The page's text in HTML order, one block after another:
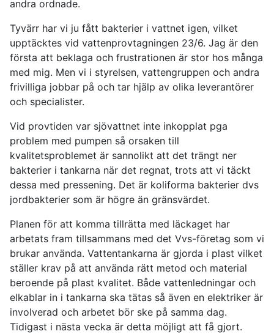
andra ordnade.
Tyvärr har vi ju fått bakterier i vattnet igen, vilket
upptäcktes vid vattenprovtagningen 23/6. Jag är den
första att beklaga och frustrationen är stor hos många
med mig. Men vi i styrelsen, vattengruppen och andra
frivilliga jobbar på och tar hjälp av olika leverantörer
och specialister.
Vid provtiden var sjövattnet inte inkopplat pga
problem med pumpen så orsaken till
kvalitetsproblemet är sannolikt att det trängt ner
bakterier i tankarna när det regnat, trots att vi täckt
dessa med pressening. Det är koliforma bakterier dvs
jordbakterier som är högre än gränsvärdet.
Planen för att komma tillrätta med läckaget har
arbetats fram tillsammans med det Vvs-företag som vi
brukar använda. Vattentankarna är gjorda i plast vilket
ställer krav på att använda rätt metod och material
beroende på plast kvalitet. Både vattenledningar och
elkablar in i tankarna ska tätas så även en elektriker är
involverad och arbetet bör ske på samma dag.
Tidigast i nästa vecka är detta möjligt att få gjort.